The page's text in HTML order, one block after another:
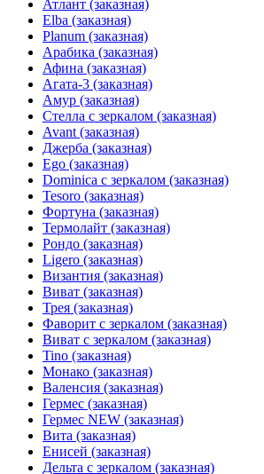
Атлант (заказная)
Elba (заказная)
Planum (заказная)
Арабика (заказная)
Афина (заказная)
Агата-3 (заказная)
Амур (заказная)
Стелла с зеркалом (заказная)
Avant (заказная)
Джерба (заказная)
Ego (заказная)
Dominica с зеркалом (заказная)
Tesoro (заказная)
Фортуна (заказная)
Термолайт (заказная)
Рондо (заказная)
Ligero (заказная)
Византия (заказная)
Виват (заказная)
Трея (заказная)
Фаворит с зеркалом (заказная)
Виват с зеркалом (заказная)
Tino (заказная)
Монако (заказная)
Валенсия (заказная)
Гермес (заказная)
Гермес NEW (заказная)
Вита (заказная)
Енисей (заказная)
Дельта с зеркалом (заказная)